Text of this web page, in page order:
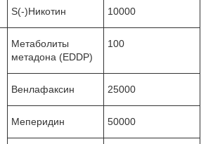
S(-)Никотин 10000
Метаболиты
метадона (EDDP)
100
Венлафаксин 25000
Меперидин 50000